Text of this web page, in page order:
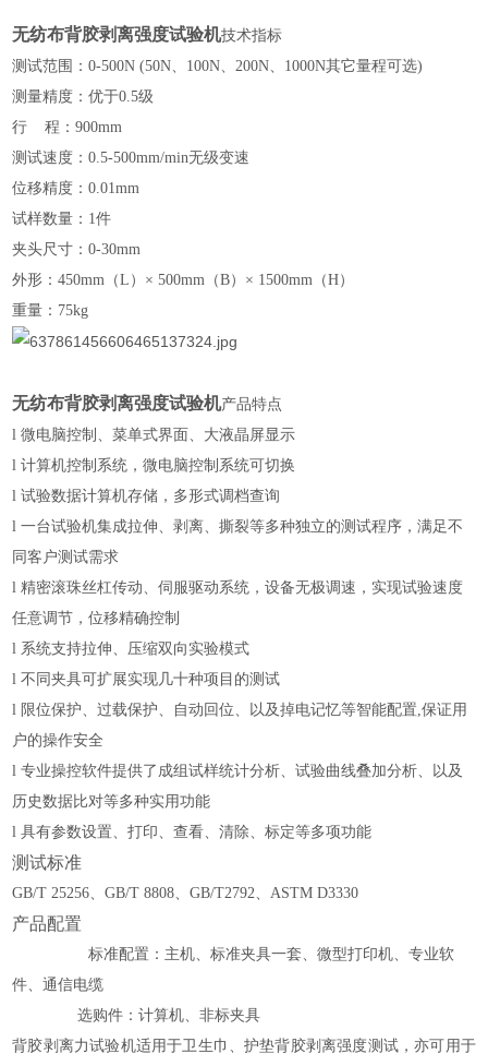
无纺布背胶剥离强度试验机技术指标
测试范围：0-500N (50N、 100N、200N、 1000N其它量程可选)
测量精度：优于0.5级
行
程：900mm
测试速度：0.5-500mm/min无级变速
位移精度：0.01mm
试样数量： 1件
夹头尺寸：0-30mm
外形：450mm（L）× 500mm（B）× 1500mm（H）
重量： 75kg
无纺布背胶剥离强度试验机产品特点
l微电脑控制、菜单式界面、大液晶屏显示
l计算机控制系统，微电脑控制系统可切换
l试验数据计算机存储，多形式调档查询
l一台试验机集成拉伸、剥离、撕裂等多种独立的测试程序，满足不
同客户测试需求
l精密滚珠丝杠传动、伺服驱动系统，设备无极调速，实现试验速度
任意调节，位移精确控制
l 系统支持拉伸、压缩双向实验模式
l不同夹具可扩展实现几十种项目的测试
l 限位保护、过载保护、自动回位、以及掉电记忆等智能配置,保证用
户的操作安全
l专业操控软件提供了成组试样统计分析、试验曲线叠加分析、以及
历史数据比对等多种实用功能
l具有参数设置、打印、查看、清除、标定等多项功能
测试标准
GB/T 25256、GB/T 8808、GB/T2792、ASTM D3330
产品配置
标准配置：主机、标准夹具一套、微型打印机、专业软
件、通信电缆
选购件：计算机、非标夹具
背胶剥离力试验机适用于卫生巾、护垫背胶剥离强度测试，亦可用于